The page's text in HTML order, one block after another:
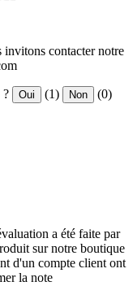
invitons contacter notre
? Oui (1) Non (0)
a été faite par
sur notre boutique
d'un compte client ont
la note